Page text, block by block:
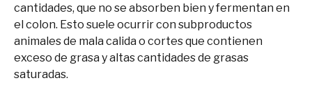
cantidades, que no se absorben bien y fermentan en
el colon. Esto suele ocurrir con subproductos
animales de mala calida o cortes que contienen
exceso de grasa y altas cantidades de grasas
saturadas.